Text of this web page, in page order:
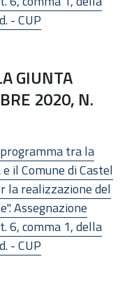
- CUP
GIUNTA
2020, N.
tra la
il Comune di Castel
la realizzazione del
Assegnazione
6, comma 1, della
- CUP